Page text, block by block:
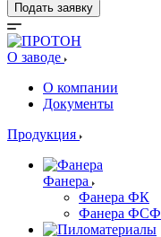
Подать заявку
О заводе
О компании
Документы
Продукция
Фанера
Фанера ФК
Фанера ФСФ